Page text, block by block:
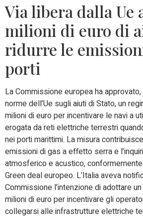
Via libera dalla Ue
milioni di euro di
ridurre le
porti
La Commissione europea ha
norme dell’Ue sugli aiuti di Stato, un
milioni di euro per incentivare le navi a
erogata da reti elettriche terrestri
nei porti marittimi. La misura
emissioni di gas a effetto serra e
atmosferico e acustico,
Green deal europeo. L’Italia aveva
Commissione l’intenzione di adottare
milioni di euro per incentivare gli
collegarsi alle infrastrutture elettriche